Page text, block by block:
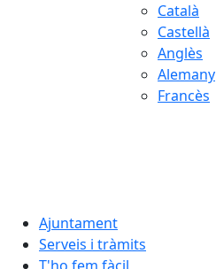
Català
Castellà
Anglès
Alemany
Francès
Ajuntament
Serveis i tràmits